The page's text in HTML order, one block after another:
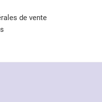
de vente